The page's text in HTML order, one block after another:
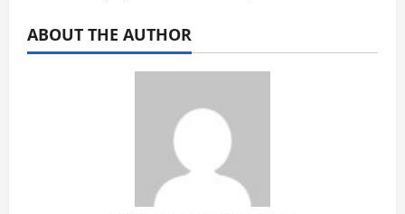
ABOUT THE AUTHOR